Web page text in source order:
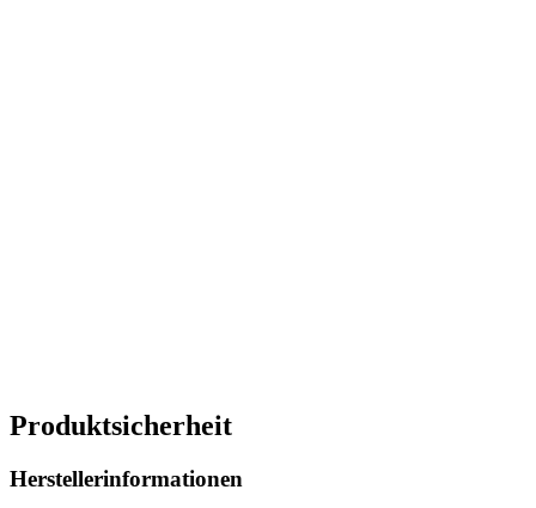
Produktsicherheit
Herstellerinformationen